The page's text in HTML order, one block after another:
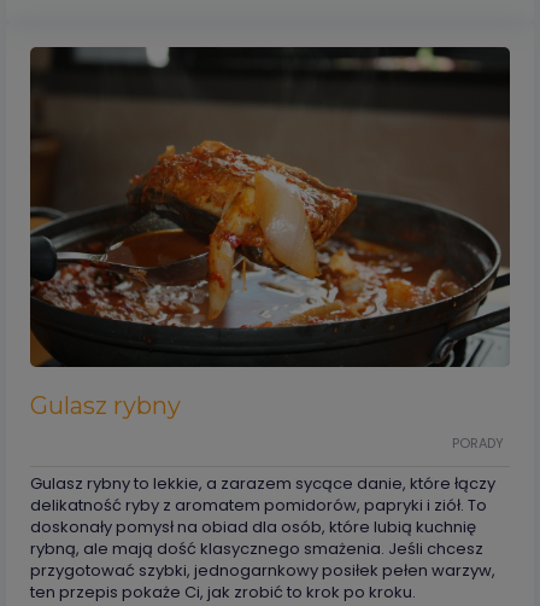
Gulasz rybny
PORADY
Gulasz rybny to lekkie, a zarazem sycące danie, które łączy
delikatność ryby z aromatem pomidorów, papryki i ziół. To
doskonały pomysł na obiad dla osób, które lubią kuchnię
rybną, ale mają dość klasycznego smażenia. Jeśli chcesz
przygotować szybki, jednogarnkowy posiłek pełen warzyw,
ten przepis pokaże Ci, jak zrobić to krok po kroku.